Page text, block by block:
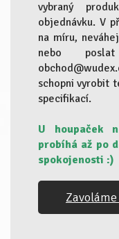
vybraný
objednávku. V
na míru,
nebo
schopni vyrobit
specifikací.
U houpaček
probíhá až po
spokojenosti :)
Zavoláme